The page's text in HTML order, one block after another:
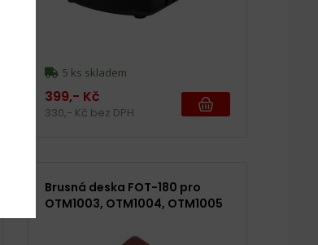
5 ks skladem
399,- Kč
330,- Kč bez DPH
Brusná deska FOT-180 pro
OTM1003, OTM1004, OTM1005